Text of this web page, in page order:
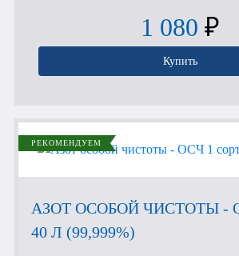
1 080 ₽
Купить
РЕКОМЕНДУЕМ
АЗОТ ОСОБОЙ ЧИСТОТЫ -
40 Л (99,999%)